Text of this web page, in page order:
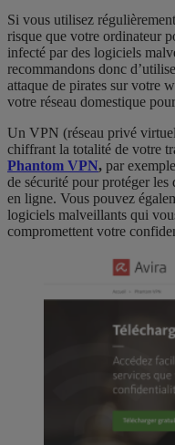
Si vous utilisez
risque que votre ordinateur
infecté par des logiciels
recommandons donc
attaque de pirates sur votre
votre réseau domestique
Un VPN (réseau privé
chiffrant la totalité de votre
Phantom VPN, par
de sécurité pour protéger les
en ligne. Vous pouvez
logiciels malveillants qui
compromettent votre